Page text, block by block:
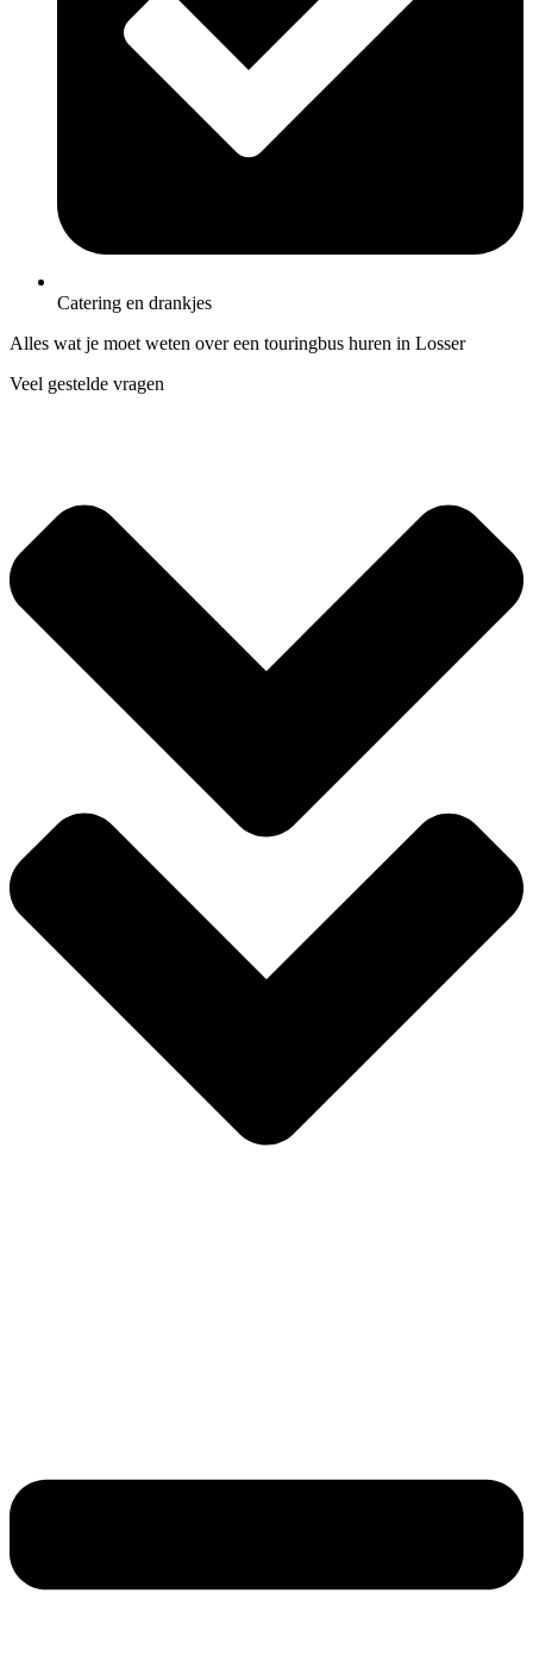
Catering en drankjes
Alles wat je moet weten over een touringbus huren in Losser
Veel gestelde vragen